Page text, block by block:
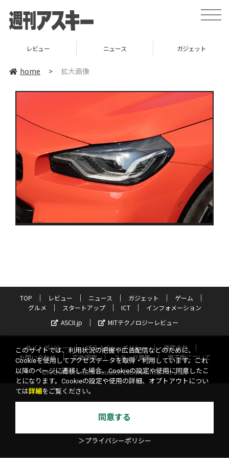
toggle
レビュー ニュース ガジェット
home > 拡大画像
TOP レビュー ニュース ガジェット
ゲーム
グルメ
スタートアップ ICT
インフォメーション
ASCII.jp
MITテクノロジーレビュー
サイトポリシー プライバシーポリシー
運営会社
お問い合わせ
広告掲載 スタッフ募集
電子版について
©KADOKAWA ASCII Research Laboratories, Inc. 2026
このサイトでは、利用状況の把握や広告配信などのために、
Cookieを使用してアクセスデータを取得・利用しています。これ
以降のページに遷移した場合、Cookieの設定や使用に同意したこ
とになります。Cookieの設定や使用の詳細、オプトアウトについ
ては詳細 をご覧ください。
同意する
＞プライバシーポリシー